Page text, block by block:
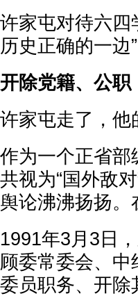
许家屯对待六四
历史正确的一边”
开除党籍、公职
许家屯走了，他
作为一个正省部
共视为“国外敌
舆论沸沸扬扬
1991年3月3日
顾委常委会、
委员职务、开除